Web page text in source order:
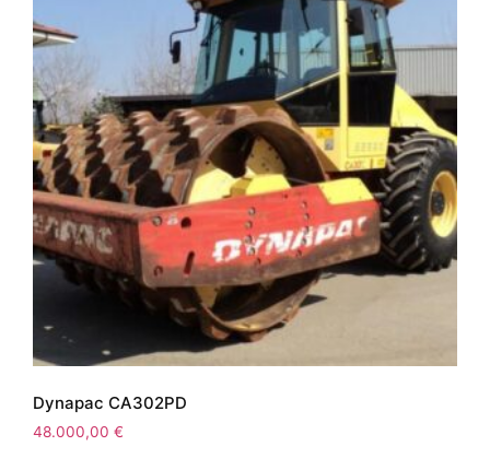
Dynapac CA302PD
48.000,00 €